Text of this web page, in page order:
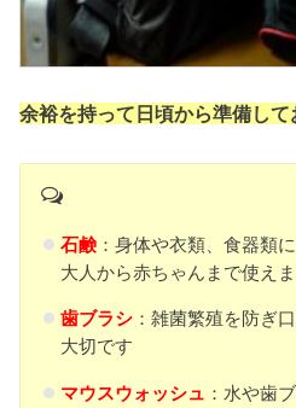
余裕を持って日頃から準備して
石鹸：身体や衣類、食器類
大人から赤ちゃんまで使え
歯ブラシ：雑菌繁殖を防ぎ
大切です
マウスウォッシュ ：水や歯